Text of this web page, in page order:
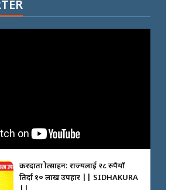
करदाता प्रोत्साहन: राज्यलाई २८ रुपैयाँ
तिर्दा १० लाख उपहार || SIDHAKURA